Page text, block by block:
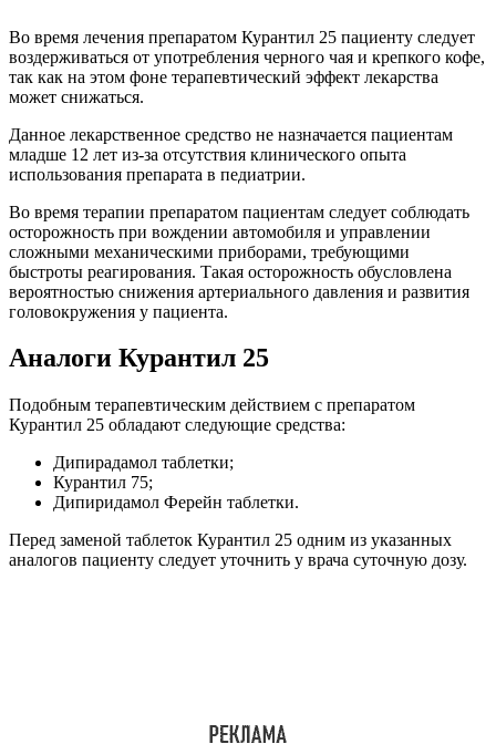
Во время лечения препаратом Курантил 25 пациенту следует
воздерживаться от употребления черного чая и крепкого кофе,
так как на этом фоне терапевтический эффект лекарства
может снижаться.
Данное лекарственное средство не назначается пациентам
младше 12 лет из-за отсутствия клинического опыта
использования препарата в педиатрии.
Во время терапии препаратом пациентам следует соблюдать
осторожность при вождении автомобиля и управлении
сложными механическими приборами, требующими
быстроты реагирования. Такая осторожность обусловлена
вероятностью снижения артериального давления и развития
головокружения у пациента.
Аналоги Курантил 25
Подобным терапевтическим действием с препаратом
Курантил 25 обладают следующие средства:
Дипирадамол таблетки;
Курантил 75;
Дипиридамол Ферейн таблетки.
Перед заменой таблеток Курантил 25 одним из указанных
аналогов пациенту следует уточнить у врача суточную дозу.